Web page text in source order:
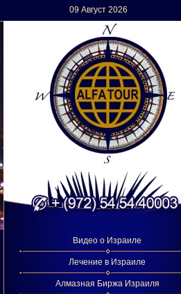
09 Август 2026
Видео о Израиле
Лечение в Израиле
Алмазная Биржа Израиля